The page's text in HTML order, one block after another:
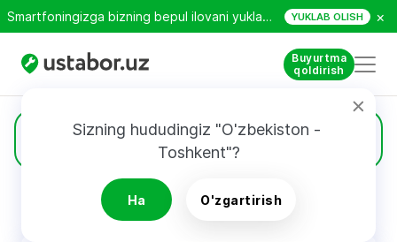
Smartfoningizga bizning bepul ilovani yuklab oling! YUKLAB OLISH ×
Buyurtma
qoldirish
Sizning hududingiz "O'zbekiston -
Toshkent"?
Ha O'zgartirish
Alucobond
QIDIRUV NATIJALARI